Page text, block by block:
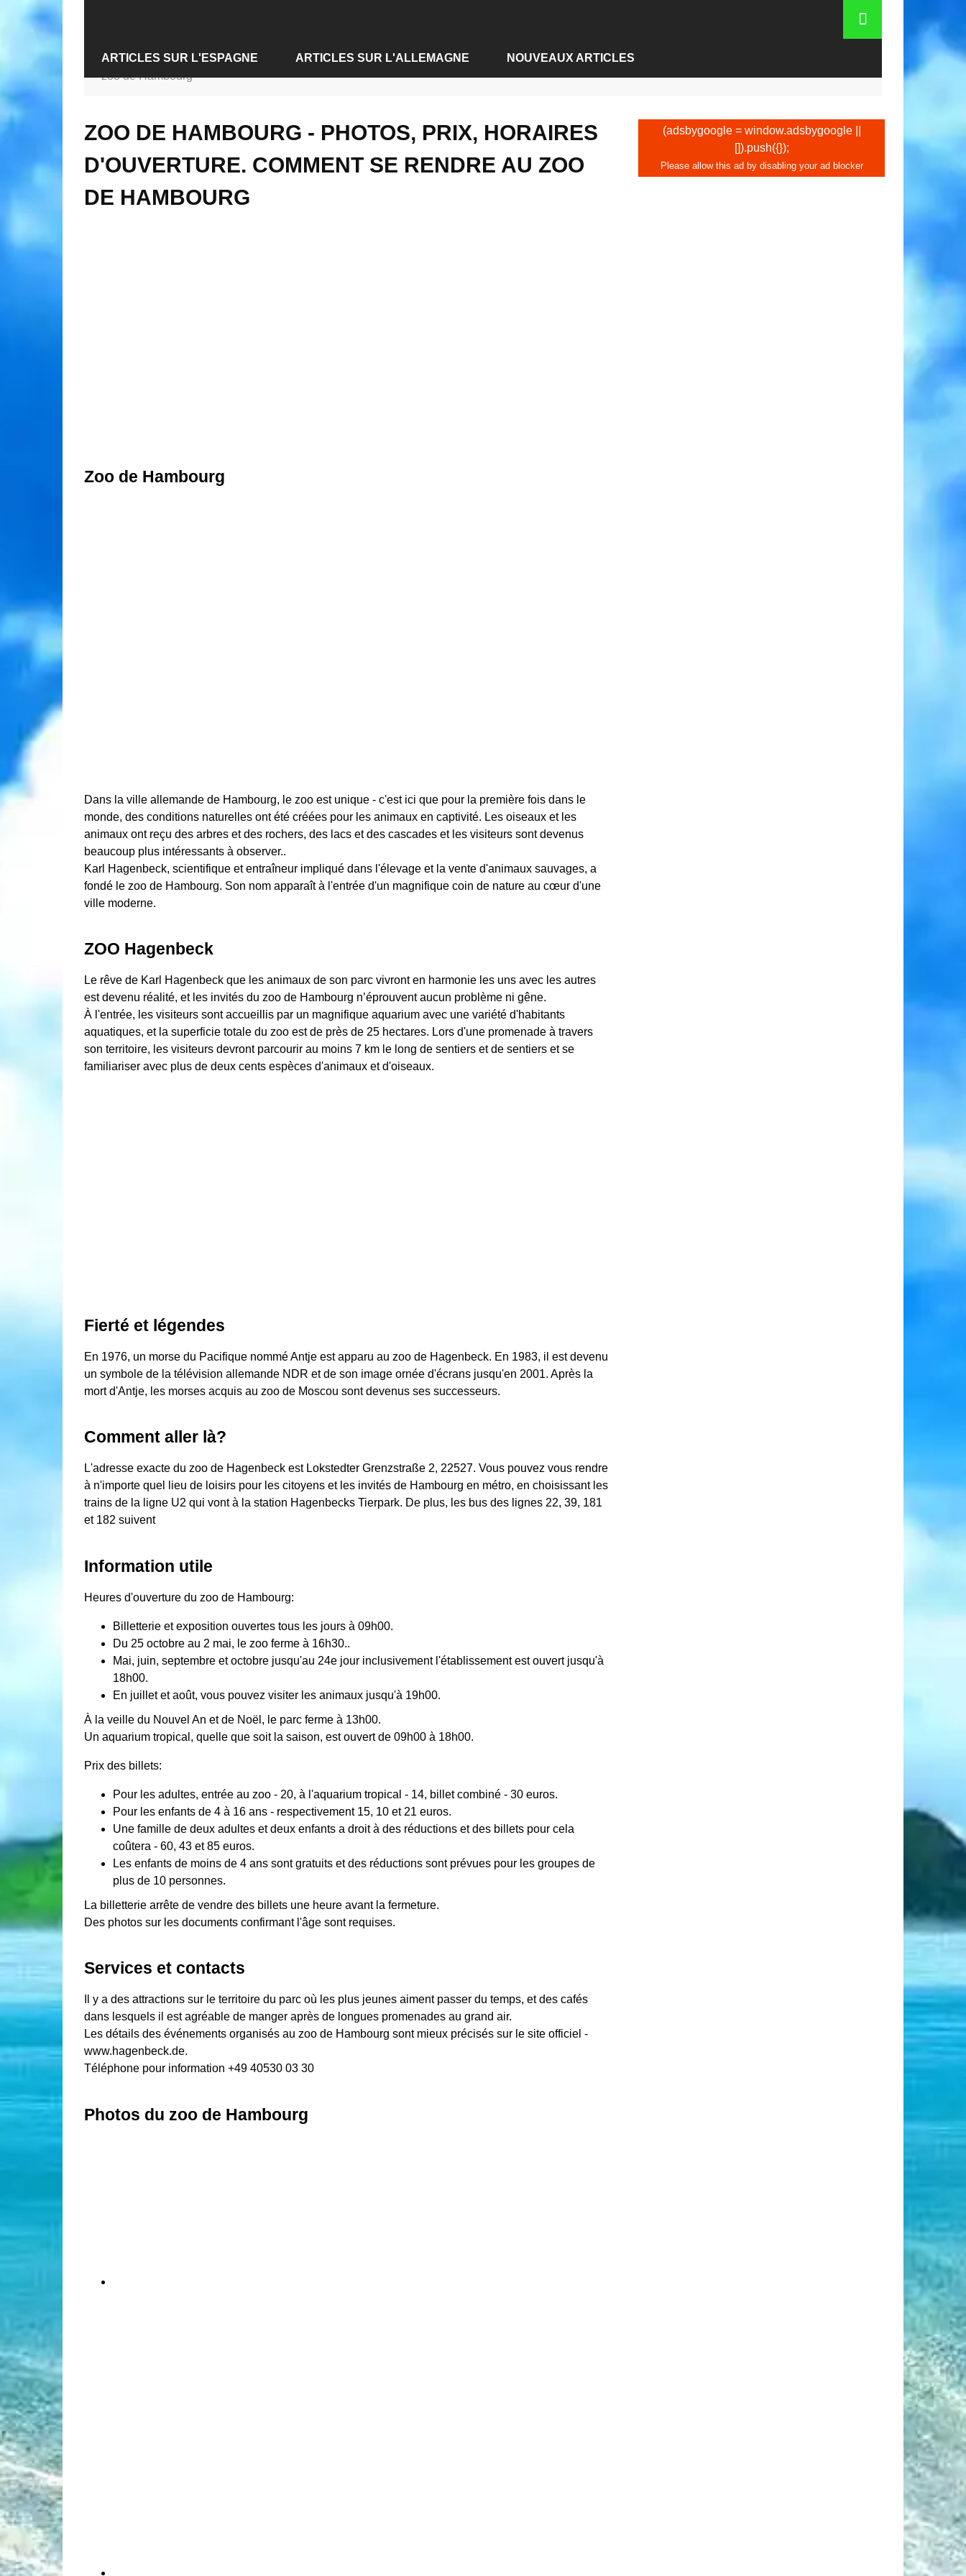
ARTICLES SUR L'ESPAGNE
ARTICLES SUR ALICANTE
ARTICLES SUR MADRID
ARTICLES SUR SÉVILLE
ARTICLES SUR VALENCE
ARTICLES SUR L'ALLEMAGNE
ARTICLES SUR BADEN-BADEN
ARTICLES SUR COLOGNE
ARTICLES SUR DRESDE
NOUVEAUX ARTICLES
Accueil › Articles sur l'Allemagne › Articles sur Hambourg › Zoo de Hambourg - photos, prix, horaires d'ouverture. Comment se rendre au
zoo de Hambourg
ZOO DE HAMBOURG - PHOTOS, PRIX, HORAIRES
D'OUVERTURE. COMMENT SE RENDRE AU ZOO
DE HAMBOURG
Zoo de Hambourg
Dans la ville allemande de Hambourg, le zoo est unique - c'est ici que pour la première fois dans le
monde, des conditions naturelles ont été créées pour les animaux en captivité. Les oiseaux et les
animaux ont reçu des arbres et des rochers, des lacs et des cascades et les visiteurs sont devenus
beaucoup plus intéressants à observer..
Karl Hagenbeck, scientifique et entraîneur impliqué dans l'élevage et la vente d'animaux sauvages, a
fondé le zoo de Hambourg. Son nom apparaît à l'entrée d'un magnifique coin de nature au cœur d'une
ville moderne.
ZOO Hagenbeck
Le rêve de Karl Hagenbeck que les animaux de son parc vivront en harmonie les uns avec les autres
est devenu réalité, et les invités du zoo de Hambourg n’éprouvent aucun problème ni gêne.
À l'entrée, les visiteurs sont accueillis par un magnifique aquarium avec une variété d'habitants
aquatiques, et la superficie totale du zoo est de près de 25 hectares. Lors d'une promenade à travers
son territoire, les visiteurs devront parcourir au moins 7 km le long de sentiers et de sentiers et se
familiariser avec plus de deux cents espèces d'animaux et d'oiseaux.
Fierté et légendes
En 1976, un morse du Pacifique nommé Antje est apparu au zoo de Hagenbeck. En 1983, il est devenu
un symbole de la télévision allemande NDR et de son image ornée d'écrans jusqu'en 2001. Après la
mort d'Antje, les morses acquis au zoo de Moscou sont devenus ses successeurs.
Comment aller là?
L'adresse exacte du zoo de Hagenbeck est Lokstedter Grenzstraße 2, 22527. Vous pouvez vous rendre
à n'importe quel lieu de loisirs pour les citoyens et les invités de Hambourg en métro, en choisissant les
trains de la ligne U2 qui vont à la station Hagenbecks Tierpark. De plus, les bus des lignes 22, 39, 181
et 182 suivent
Information utile
Heures d'ouverture du zoo de Hambourg:
Billetterie et exposition ouvertes tous les jours à 09h00.
Du 25 octobre au 2 mai, le zoo ferme à 16h30..
Mai, juin, septembre et octobre jusqu'au 24e jour inclusivement l'établissement est ouvert jusqu'à
18h00.
En juillet et août, vous pouvez visiter les animaux jusqu'à 19h00.
À la veille du Nouvel An et de Noël, le parc ferme à 13h00.
Un aquarium tropical, quelle que soit la saison, est ouvert de 09h00 à 18h00.
Prix ​​des billets:
Pour les adultes, entrée au zoo - 20, à l'aquarium tropical - 14, billet combiné - 30 euros.
Pour les enfants de 4 à 16 ans - respectivement 15, 10 et 21 euros.
Une famille de deux adultes et deux enfants a droit à des réductions et des billets pour cela
coûtera - 60, 43 et 85 euros.
Les enfants de moins de 4 ans sont gratuits et des réductions sont prévues pour les groupes de
plus de 10 personnes.
La billetterie arrête de vendre des billets une heure avant la fermeture.
Des photos sur les documents confirmant l'âge sont requises.
Services et contacts
Il y a des attractions sur le territoire du parc où les plus jeunes aiment passer du temps, et des cafés
dans lesquels il est agréable de manger après de longues promenades au grand air.
Les détails des événements organisés au zoo de Hambourg sont mieux précisés sur le site officiel -
www.hagenbeck.de.
Téléphone pour information +49 40530 03 30
Photos du zoo de Hambourg
(adsbygoogle = window.adsbygoogle ||
[]).push({});